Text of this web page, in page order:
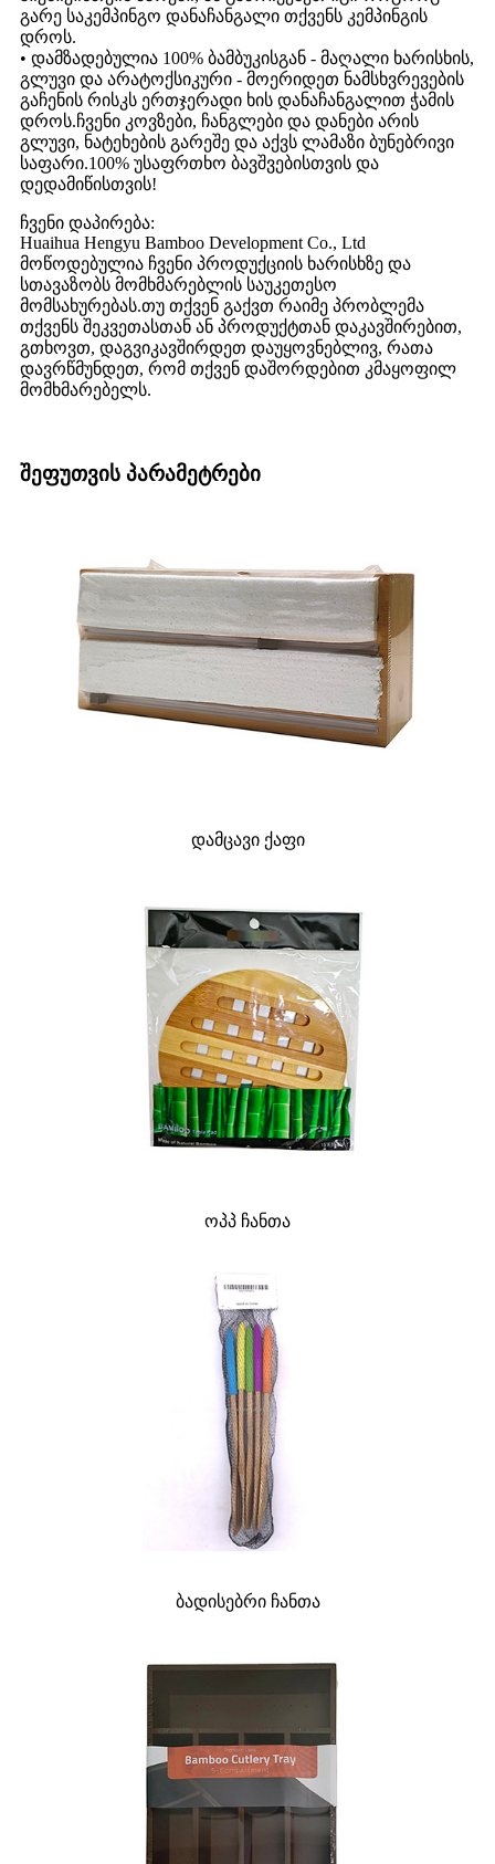
გარე საკემპინგო დანაჩანგალი თქვენს კემპინგის
დროს.
• დამზადებულია 100% ბამბუკისგან - მაღალი ხარისხის,
გლუვი და არატოქსიკური - მოერიდეთ ნამსხვრევების
გაჩენის რისკს ერთჯერადი ხის დანაჩანგალით ჭამის
დროს.ჩვენი კოვზები, ჩანგლები და დანები არის
გლუვი, ნატეხების გარეშე და აქვს ლამაზი ბუნებრივი
საფარი.100% უსაფრთხო ბავშვებისთვის და
დედამიწისთვის!
ჩვენი დაპირება:
Huaihua Hengyu Bamboo Development Co., Ltd
მოწოდებულია ჩვენი პროდუქციის ხარისხზე და
სთავაზობს მომხმარებლის საუკეთესო
მომსახურებას.თუ თქვენ გაქვთ რაიმე პრობლემა
თქვენს შეკვეთასთან ან პროდუქტთან დაკავშირებით,
გთხოვთ, დაგვიკავშირდეთ დაუყოვნებლივ, რათა
დავრწმუნდეთ, რომ თქვენ დაშორდებით კმაყოფილ
მომხმარებელს.
შეფუთვის პარამეტრები
დამცავი ქაფი
ოპპ ჩანთა
ბადისებრი ჩანთა